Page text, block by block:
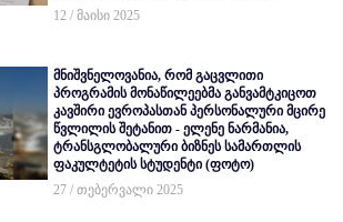
12 / მაისი 2025
მნიშვნელოვანია, რომ გაცვლითი
პროგრამის მონაწილეებმა განვამტკიცოთ
კავშირი ევროპასთან პერსონალური მცირე
წვლილის შეტანით - ელენე ნარმანია,
ტრანსგლობალური ბიზნეს სამართლის
ფაკულტეტის სტუდენტი (ფოტო)
27 / თებერვალი 2025